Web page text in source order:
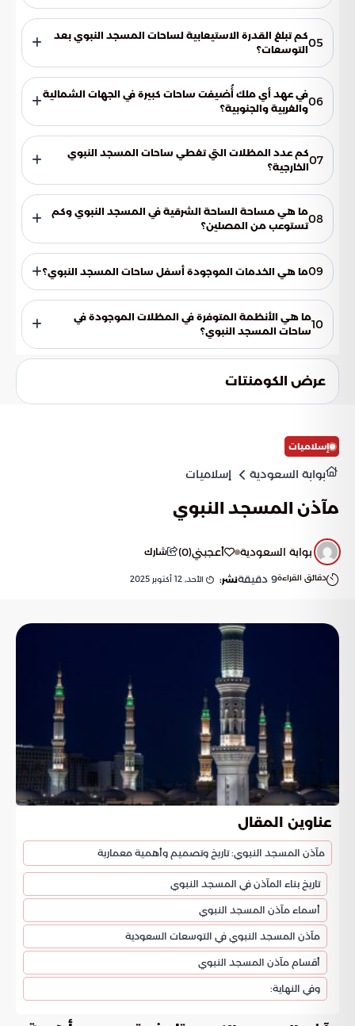
تبلغ المساحة الإجمالية نحو 400,500 متر مربع.
05كم تبلغ القدرة الاستيعابية لساحات المسجد النبوي بعد
التوسعات؟
تستوعب أكثر من 707 آلاف مصلٍ.
06في عهد أي ملك أُضيفت ساحات كبيرة في الجهات الشمالية
والغربية والجنوبية؟
في عهد الملك فهد بن عبد العزيز آل سعود.
07كم عدد المظلات التي تغطي ساحات المسجد النبوي
الخارجية؟
يصل العدد الإجمالي إلى 250 مظلة.
08ما هي مساحة الساحة الشرقية في المسجد النبوي وكم
تستوعب من المصلين؟
تبلغ مساحتها 37 ألف متر مربع، وتستوعب أكثر من 70 ألف مصلٍ.
09ما هي الخدمات الموجودة أسفل ساحات المسجد النبوي؟
يوجد بدروم يتضمن مواقف سيارات تتسع لنحو 4,200 سيارة،
بالإضافة إلى مواضئ ومراحيض وخدمات فنية.
10ما هي الأنظمة المتوفرة في المظلات الموجودة في
ساحات المسجد النبوي؟
مجهزة بأنظمة متطورة لتصريف السيول، بالإضافة إلى إنارة
عرض الكومنتات
إسلاميات
بوابة السعودية إسلاميات
مآذن المسجد النبوي
بوابة السعودية أعجبني(
0
) شارك
دقائق القراءة9 دقيقةنشر: الأحد, 12 أكتوبر 2025
عناوين المقال
مآذن المسجد النبوي: تاريخ وتصميم وأهمية معمارية
تاريخ بناء المآذن في المسجد النبوي
أسماء مآذن المسجد النبوي
مآذن المسجد النبوي في التوسعات السعودية
أقسام مآذن المسجد النبوي
وفي النهاية: